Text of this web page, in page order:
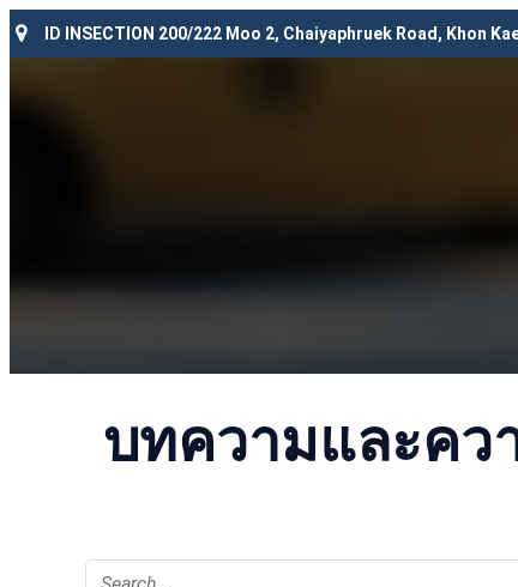
ID INSECTION 200/222 Moo 2, Chaiyaphruek Road, Khon
บทความและคว